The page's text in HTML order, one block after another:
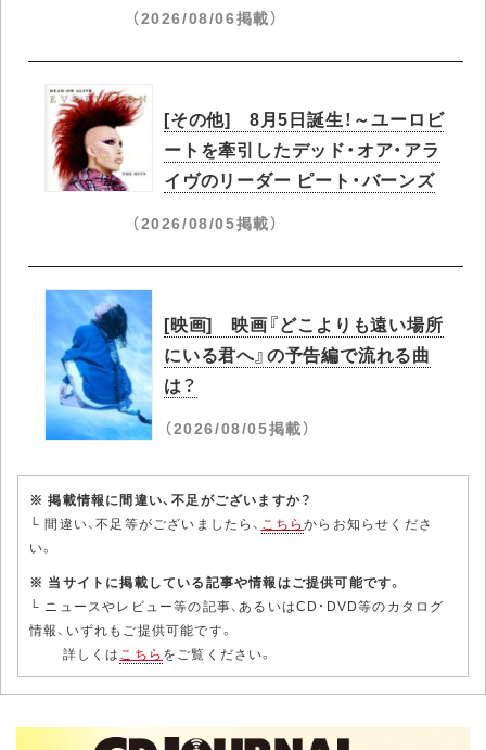
（2026/08/06掲載）
[その他] 8月5日誕生！～ユーロビ
ートを牽引したデッド・オア・アラ
イヴのリーダー ピート・バーンズ
（2026/08/05掲載）
[映画] 映画『どこよりも遠い場所
にいる君へ』の予告編で流れる曲
は？
（2026/08/05掲載）
※ 掲載情報に間違い、不足がございますか？
└ 間違い、不足等がございましたら、 こちらからお知らせくださ
い。
※ 当サイトに掲載している記事や情報はご提供可能です。
└ ニュースやレビュー等の記事、あるいはCD・DVD等のカタログ
情報、いずれもご提供可能です。
詳しくはこちら をご覧ください。